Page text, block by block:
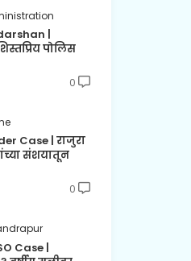
|
पोलिस
0
Case | राजुरा
संशयातून
0
Case |